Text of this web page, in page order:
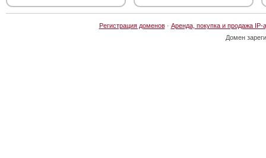
Регистрация доменов· Аренда, покупка и продажа IP-
Домен